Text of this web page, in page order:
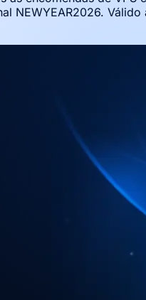
NEWYEAR2026. Válido